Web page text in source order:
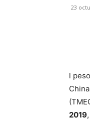
23
l
2019